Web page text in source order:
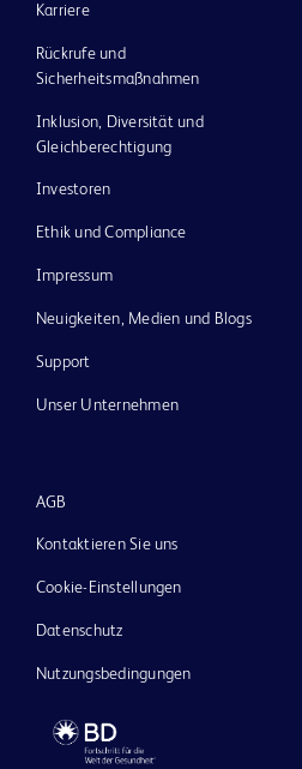
Karriere
Rückrufe und
Sicherheitsmaßnahmen
Inklusion, Diversität und
Gleichberechtigung
Investoren
Ethik und Compliance
Impressum
Neuigkeiten, Medien und Blogs
Support
Unser Unternehmen
AGB
Kontaktieren Sie uns
Cookie-Einstellungen
Datenschutz
Nutzungsbedingungen